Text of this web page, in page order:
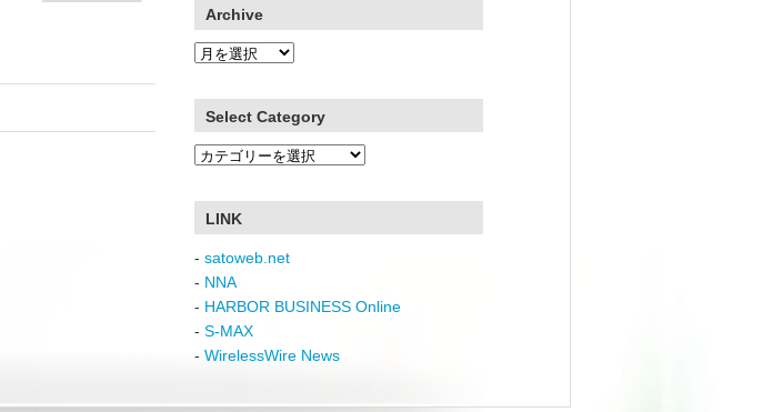
Archive
Archive
Select Category
Select
LINK
- satoweb.net
- NNA
- HARBOR BUSINESS Online
- S-MAX
- WirelessWire News